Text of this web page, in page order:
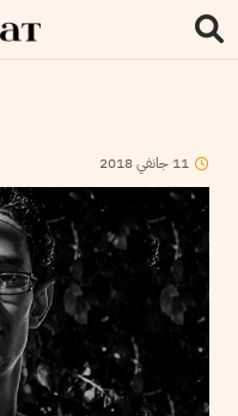
11 جانفي2018